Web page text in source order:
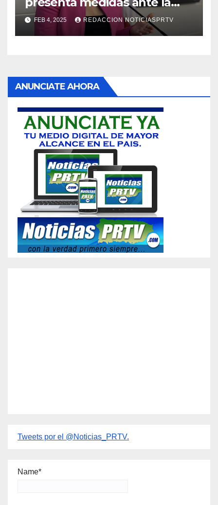
violencia en el noviazgo
FEB 4, 2025 REDACCION NOTICIASPRTV
ANUNCIATE AHORA
Tweets por el @Noticias_PRTV.
Name*